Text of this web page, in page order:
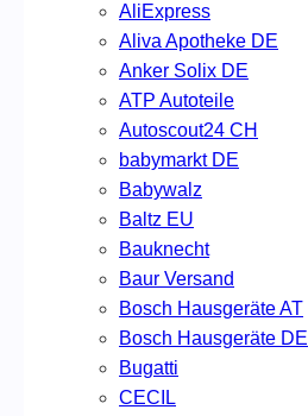
AliExpress
Aliva Apotheke DE
Anker Solix DE
ATP Autoteile
Autoscout24 CH
babymarkt DE
Babywalz
Baltz EU
Bauknecht
Baur Versand
Bosch Hausgeräte AT
Bosch Hausgeräte DE
Bugatti
CECIL